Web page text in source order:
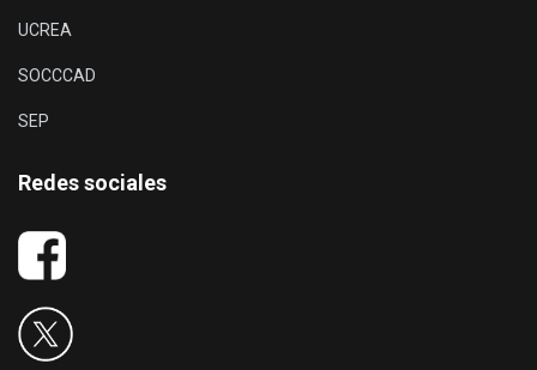
UCREA
SOCCCAD
SEP
Redes sociales